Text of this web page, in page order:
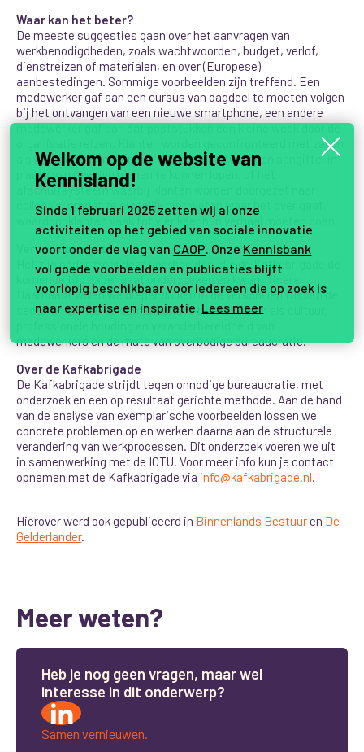
Waar kan het beter?
De meeste suggesties gaan over het aanvragen van
werkbenodigdheden, zoals wachtwoorden, budget, verlof,
dienstreizen of materialen, en over (Europese)
aanbestedingen. Sommige voorbeelden zijn treffend. Een
medewerker gaf aan een cursus van dagdeel te moeten volgen
bij het ontvangen van een nieuwe smartphone, een andere
medewerker gaf aan dat poststukken een kleine week door de
organisatie reizen. Klanten worden geconfronteerd met zaken
als het moeten maken van een afspraak voor een aangifte, in
plaats van gewoon binnen te kunnen lopen, of het
afschuifsysteem waarbij klanten worden doorgezet naar
collega's, omdat ze eigenlijk niet weten waar het over gaat,
waardoor klanten vaak tot vier keer hun verhaal moeten doen.
Verdere analyse
Het zijn onder meer deze voorbeelden, die de Kafkabrigade de
komende tijd nader gaat onderzoeken en kwantificeren.
Daarnaast willen we dieper duiken in de verschillen tussen de
sectoren en hoe de samenhang is tussen zaken als cultuur,
medewerkers en de mate van overbodige bureaucratie.
Over de Kafkabrigade
De Kafkabrigade strijdt tegen onnodige bureaucratie, met
onderzoek en een op resultaat gerichte methode. Aan de hand
van de analyse van exemplarische voorbeelden lossen we
concrete problemen op en werken daarna aan de structurele
verandering van werkprocessen. Dit onderzoek voeren we uit
in samenwerking met de ICTU. Voor meer info kun je contact
opnemen met de Kafkabrigade via info@kafkabrigade.nl.
Hierover werd ook gepubliceerd in Binnenlands Bestuuren De
Gelderlander.
Meer weten?
Heb je nog geen vragen, maarwel
interesse in dit onderwerp?
Samen vernieuwen.
Welkom op de website van
Kennisland!
Sinds 1 februari 2025 zetten wij al onze
activiteiten op het gebied van sociale innovatie
voort onder de vlag van CAOP. Onze Kennisbank
vol goede voorbeelden en publicaties blijft
voorlopig beschikbaar voor iedereen die op zoek is
naar expertise en inspiratie. Lees meer